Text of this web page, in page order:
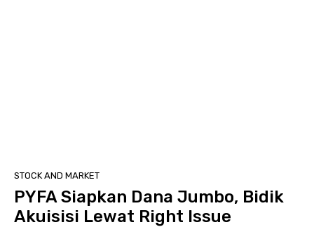
STOCK AND MARKET
PYFA Siapkan Dana Jumbo, Bidik
Akuisisi Lewat Right Issue